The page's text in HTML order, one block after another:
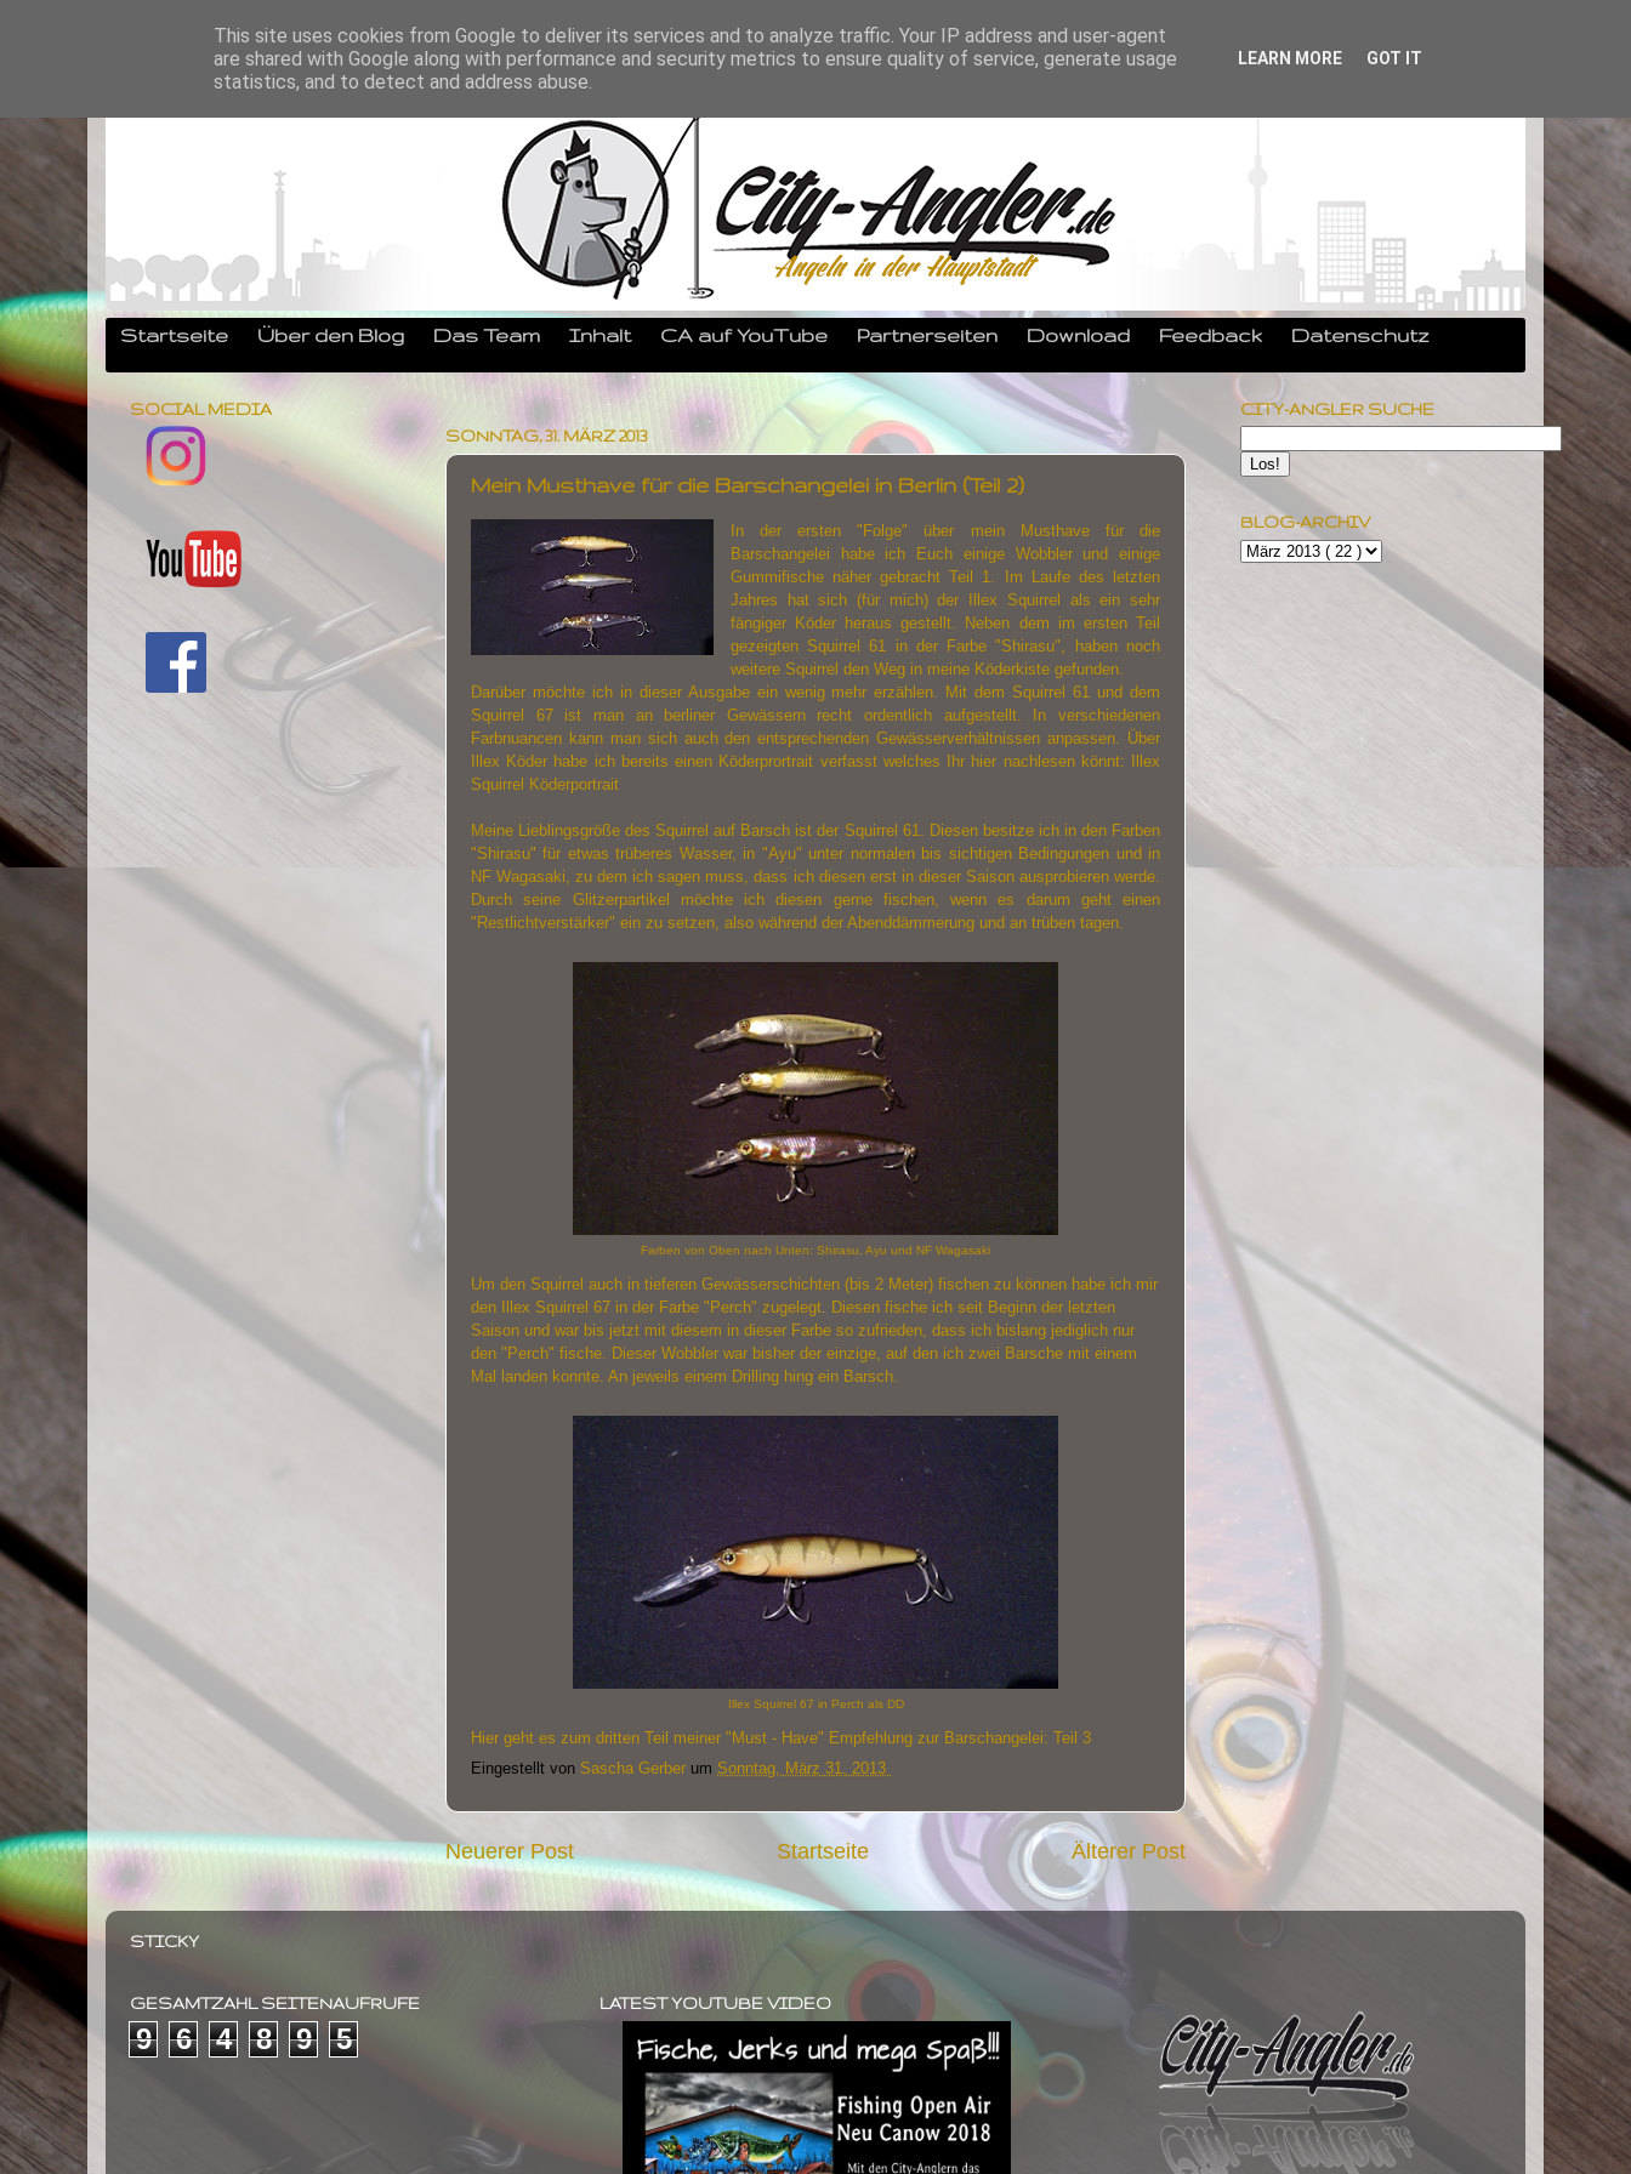
Startseite Über den Blog Das Team Inhalt CA auf YouTube Partnerseiten Download Feedback Datenschutz
SONNTAG, 31. MÄRZ 2013
Mein Musthave für die Barschangelei in Berlin (Teil 2)
In der ersten "Folge" über mein Musthave für die
Barschangelei habe ich Euch einige Wobbler und einige
Gummifische näher gebrachtTeil 1
. Im Laufe des letzten
Jahres hat sich (für mich) der Illex Squirrel als ein sehr
fängiger Köder heraus gestellt. Neben dem im ersten Teil
gezeigten Squirrel 61 in der Farbe "Shirasu", haben noch
weitere Squirrel den Weg in meine Köderkiste gefunden.
Darüber möchte ich in dieser Ausgabe ein wenig mehr erzählen. Mit dem Squirrel 61 und dem
Squirrel 67 ist man an berliner Gewässern recht ordentlich aufgestellt. In verschiedenen
Farbnuancen kann man sich auch den entsprechenden Gewässerverhältnissen anpassen. Über
Illex Köder habe ich bereits einen Köderprortrait verfasst welches Ihr hier nachlesen könnt: Illex
Squirrel Köderportrait
Meine Lieblingsgröße des Squirrel auf Barsch ist der Squirrel 61. Diesen besitze ich in den Farben
"Shirasu" für etwas trüberes Wasser, in "Ayu" unter normalen bis sichtigen Bedingungen und in
NF Wagasaki, zu dem ich sagen muss, dass ich diesen erst in dieser Saison ausprobieren werde.
Durch seine Glitzerpartikel möchte ich diesen gerne fischen, wenn es darum geht einen
"Restlichtverstärker" ein zu setzen, also während der Abenddämmerung und an trüben tagen.
Farben von Oben nach Unten: Shirasu, Ayu und NF Wagasaki
Um den Squirrel auch in tieferen Gewässerschichten (bis 2 Meter) fischen zu können habe ich mir
den Illex Squirrel 67 in der Farbe "Perch" zugelegt. Diesen fische ich seit Beginn der letzten
Saison und war bis jetzt mit diesem in dieser Farbe so zufrieden, dass ich bislang jediglich nur
den "Perch" fische. Dieser Wobbler war bisher der einzige, auf den ich zwei Barsche mit einem
Mal landen konnte. An jeweils einem Drilling hing ein Barsch.
Illex Squirrel 67 in Perch als DD
Hier geht es zum dritten Teil meiner "Must - Have" Empfehlung zur Barschangelei: Teil 3
Eingestellt von Sascha Gerber um Sonntag, März 31, 2013
Neuerer Post Älterer Post
Startseite
SOCIAL MEDIA CITY-ANGLER SUCHE
BLOG-ARCHIV
STICKY
GESAMTZAHL SEITENAUFRUFE
9 6 4 8 9 5
LATEST YOUTUBE VIDEO
This site uses cookies from Google to deliver its services and to analyze traffic. Your IP address and user-agent
are shared with Google along with performance and security metrics to ensure quality of service, generate usage
statistics, and to detect and address abuse.
LEARN MORE GOT IT